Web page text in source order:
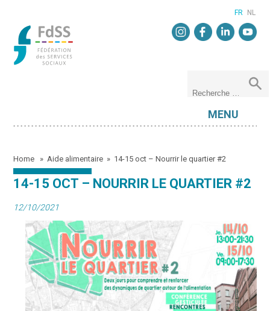
FR NL
MENU
Home »Aide alimentaire » 14-15 oct – Nourrir le quartier #2
14-15 OCT – NOURRIR LE QUARTIER #2
12/10/2021